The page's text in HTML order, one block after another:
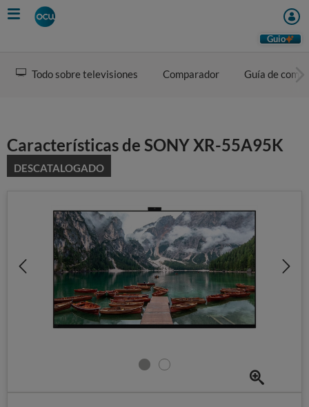
Skip
to
Guio
Todo sobre televisiones Comparador Guía de
Características de SONY XR-55A95K
DESCATALOGADO